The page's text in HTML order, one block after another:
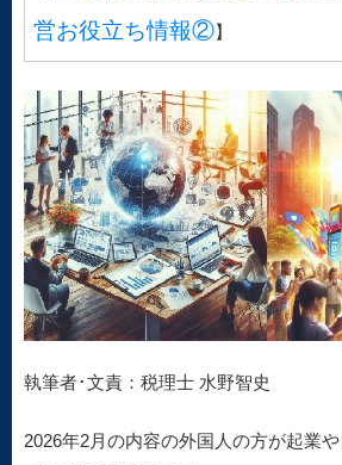
営お役立ち情報②】
執筆者･文責：税理士 水野智史
2026年2月の内容の外国人の方が起業